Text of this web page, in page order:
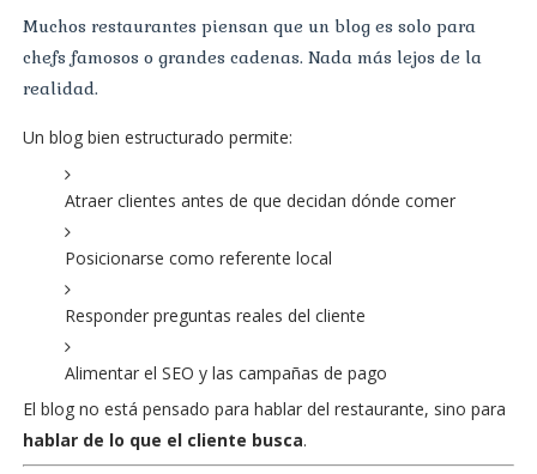
Muchos restaurantes piensan que un blog es solo para
chefs famosos o grandes cadenas. Nada más lejos de la
realidad.
Un blog bien estructurado permite:
Atraer clientes antes de que decidan dónde comer
Posicionarse como referente local
Responder preguntas reales del cliente
Alimentar el SEO y las campañas de pago
El blog no está pensado para hablar del restaurante, sino para
hablar de lo que el cliente busca.